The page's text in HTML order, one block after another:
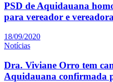
PSD de Aquidauana
para vereador e
18/09/2020
Notícias
Dra. Viviane Orro tem
Aquidauana confirmada